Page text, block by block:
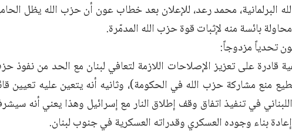
البرلمانية، محمد رعد، للإعلان بعد خطاب عون أن حزب الله يظل
بائسة منه لإثبات قوة حزب الله المدمّرة.
تحدياً مزدوجاً:
على تعزيز الإصلاحات اللازمة لتعافي لبنان مع الحد من نفوذ
منع مشاركة حزب الله في الحكومة)، وثانيه أنه يتعين عليه تعيين
في تنفيذ اتفاق وقف إطلاق النار مع إسرائيل وهذا يعني أنه
بناء وجوده العسكري وقدراته العسكرية في جنوب لبنان.